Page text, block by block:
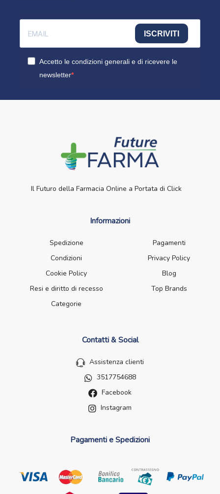
ISCRIVITI
Accetto le condizioni generali e di ricevere le
newsletter
Il Futuro della Farmacia Online a Portata di Click
Informazioni
Spedizione
Pagamenti
Condizioni
Privacy Policy
Cookie Policy
Blog
Resi e diritto di recesso
Top Brands
Categorie
Contatti & Social
Assistenza clienti
3517754688
Facebook
Instagram
Pagamenti e Spedizioni